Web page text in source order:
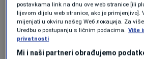
skupina Hamas iz Pojasa
Izraela, što je dovelo do rata
oružanih skupina koje
postavkama link na dnu ove web stranice [ili
lijevom dijelu web stranice, ako je primjenjivo].
mijenjati u okviru našeg Wеб локација. Za
Uredbu o postupanju s ličnim podacima. Više
privatnosti
Mi i naši partneri obrađujemo